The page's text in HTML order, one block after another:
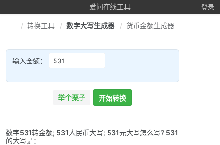
爱问在线工具 登录
转换工具 数字大写生成器 货币金额生成器
输入金额：
举个栗子 开始转换
数字531转金额; 531 人民币大写; 531元大写怎么写? 531
的大写是：